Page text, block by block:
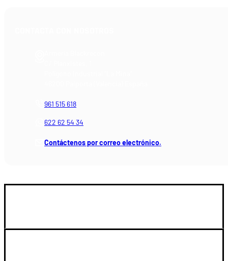
961 515 618
622 62 54 34
Contáctenos por correo electrónico.